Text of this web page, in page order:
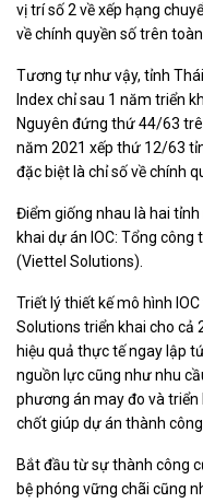
vị trí số 2 về xếp hạng
về chính quyền số trên
Tương tự như vậy, tỉnh
Index chỉ sau 1 năm triển
Nguyên đứng thứ 44/63
năm 2021 xếp thứ 12/63
đặc biệt là chỉ số về chính
Điểm giống nhau là hai
khai dự án IOC: Tổng công
(Viettel Solutions).
Triết lý thiết kế mô hình
Solutions triển khai cho cả
hiệu quả thực tế ngay lập
nguồn lực cũng như nhu
phương án may đo và
chốt giúp dự án thành
Bắt đầu từ sự thành công
bệ phóng vững chãi cũng